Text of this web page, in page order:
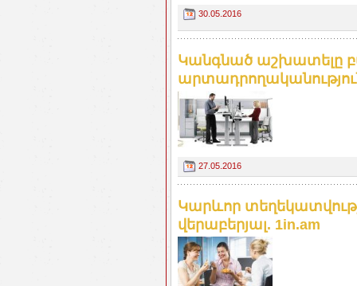
30.05.2016
Կանգնած աշխատելը
27.05.2016
Կարևոր
վերաբերյալ. 1in.am